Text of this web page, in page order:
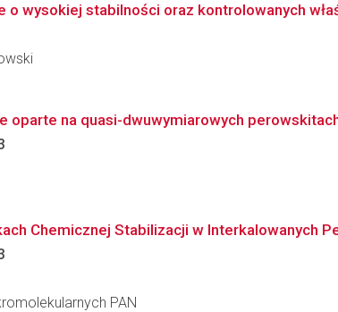
wysokiej stabilności oraz kontrolowanych
oparte na quasi-dwuwymiarowych
Chemicznej Stabilizacji w Interkalowanych
PAN